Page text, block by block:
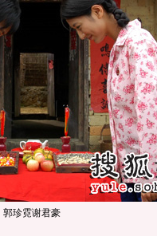
郭珍霓谢君豪